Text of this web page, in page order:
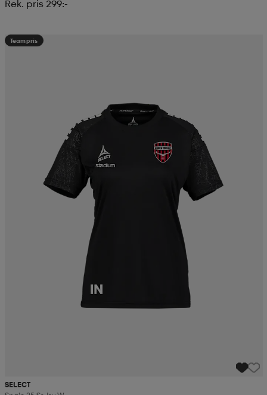
Rek. pris 299:-
Teampris
SELECT